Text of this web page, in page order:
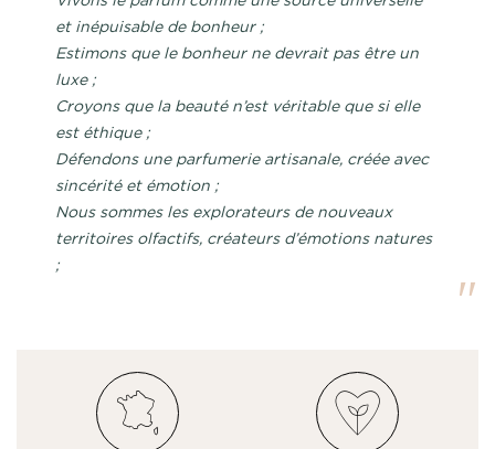
et inépuisable de bonheur ;
Estimons que le bonheur ne devrait pas être un
luxe ;
Croyons que la beauté n’est véritable que si elle
est éthique ;
Défendons une parfumerie artisanale, créée avec
sincérité et émotion ;
Nous sommes les explorateurs de nouveaux
territoires olfactifs, créateurs d’émotions natures
;